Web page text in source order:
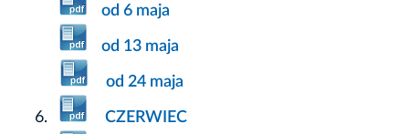
od 6 maja
od 13 maja
od 24 maja
CZERWIEC